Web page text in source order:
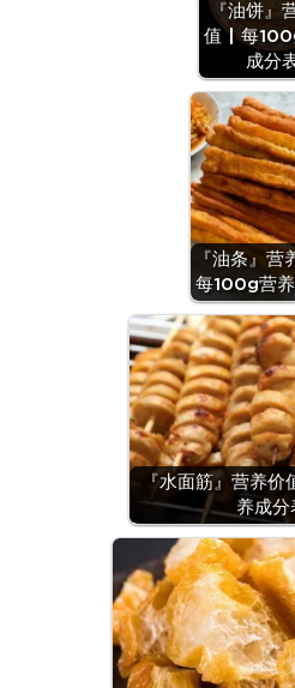
『油饼』
值 | 每
成分
『油条』营
每100g营
『水面筋』营养
养成分